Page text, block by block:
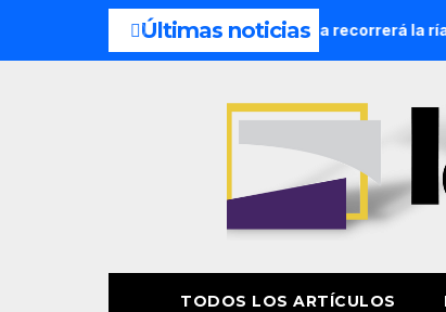
Últimas noticias
Náutica de la Amatxu de Begoña recorrerá la ría
TODOS LOS ARTÍCULOS